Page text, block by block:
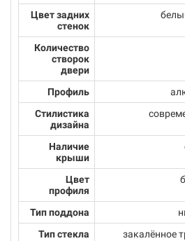
Цвет задних
стенок
Количество
створок
двери
Профиль
Стилистика
дизайна
Наличие
крыши
Цвет
профиля
Тип поддона
Тип стекла
закалённое